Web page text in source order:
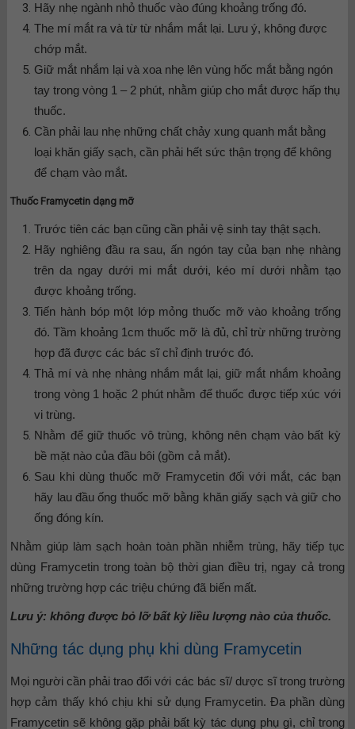
Hãy nhẹ ngành nhỏ thuốc vào đúng khoảng trống đó.
The mí mắt ra và từ từ nhắm mắt lại. Lưu ý, không được
chớp mắt.
Giữ mắt nhắm lại và xoa nhẹ lên vùng hốc mắt bằng ngón
tay trong vòng 1 – 2 phút, nhằm giúp cho mắt được hấp thụ
thuốc.
Cần phải lau nhẹ những chất chảy xung quanh mắt bằng
loại khăn giấy sạch, cần phải hết sức thận trọng để không
để chạm vào mắt.
Thuốc Framycetin dạng mỡ
Trước tiên các bạn cũng cần phải vệ sinh tay thật sạch.
Hãy nghiêng đầu ra sau, ấn ngón tay của bạn nhẹ nhàng
trên da ngay dưới mi mắt dưới, kéo mí dưới nhằm tạo
được khoảng trống.
Tiến hành bóp một lớp mỏng thuốc mỡ vào khoảng trống
đó. Tầm khoảng 1cm thuốc mỡ là đủ, chỉ trừ những trường
hợp đã được các bác sĩ chỉ định trước đó.
Thả mí và nhẹ nhàng nhắm mắt lại, giữ mắt nhắm khoảng
trong vòng 1 hoặc 2 phút nhằm để thuốc được tiếp xúc với
vi trùng.
Nhằm để giữ thuốc vô trùng, không nên chạm vào bất kỳ
bề mặt nào của đầu bôi (gồm cả mắt).
Sau khi dùng thuốc mỡ Framycetin đối với mắt, các bạn
hãy lau đầu ống thuốc mỡ bằng khăn giấy sạch và giữ cho
ống đóng kín.
Nhằm giúp làm sạch hoàn toàn phần nhiễm trùng, hãy tiếp tục
dùng Framycetin trong toàn bộ thời gian điều trị, ngay cả trong
những trường hợp các triệu chứng đã biến mất.
Lưu ý: không được bỏ lỡ bất kỳ liều lượng nào của thuốc.
Những tác dụng phụ khi dùng Framycetin
Mọi người cần phải trao đổi với các bác sĩ/ dược sĩ trong trường
hợp cảm thấy khó chịu khi sử dụng Framycetin. Đa phần dùng
Framycetin sẽ không gặp phải bất kỳ tác dụng phụ gì, chỉ trong